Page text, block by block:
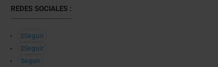
REDES SOCIALES :
Seguir
Seguir
Seguir